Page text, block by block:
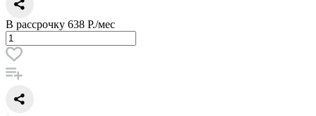
В рассрочку 638 Р./мес